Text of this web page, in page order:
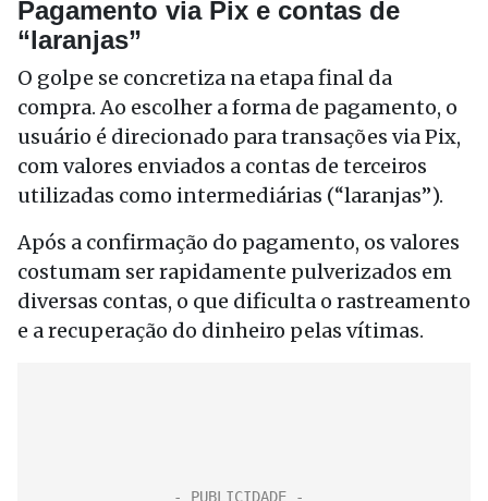
Pagamento via Pix e contas de
“laranjas”
O golpe se concretiza na etapa final da
compra. Ao escolher a forma de pagamento, o
usuário é direcionado para transações via Pix,
com valores enviados a contas de terceiros
utilizadas como intermediárias (“laranjas”).
Após a confirmação do pagamento, os valores
costumam ser rapidamente pulverizados em
diversas contas, o que dificulta o rastreamento
e a recuperação do dinheiro pelas vítimas.